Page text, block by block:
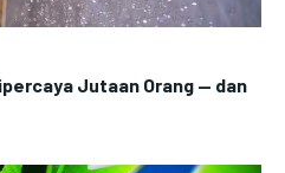
Jutaan Orang — dan